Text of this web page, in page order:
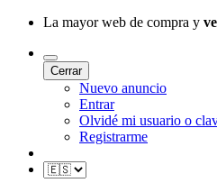
La mayor web de compra y
Cerrar
Nuevo anuncio
Entrar
Olvidé mi usuario o
Registrarme